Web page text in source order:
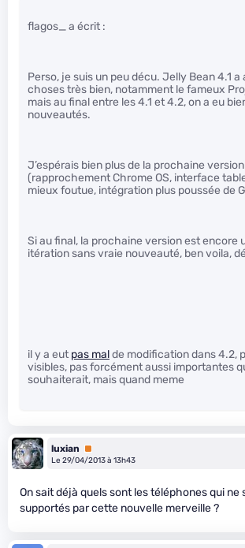
flagos_ a écrit :
Perso, je suis un peu décu. Jelly Bean 4.1 a
choses très bien, notamment le fameux
mais au final entre les 4.1 et 4.2, on a eu
nouveautés.
J’espérais bien plus de la prochaine version
(rapprochement Chrome OS, interface
mieux foutue, intégration plus poussée de
Si au final, la prochaine version est encore
itération sans vraie nouveauté, ben voila,
il y a eut pas malde modification dans 4.2,
visibles, pas forcément aussi importantes
souhaiterait, mais quand meme
luxian
Premium
Le 29/04/2013 à 13h43
On sait déjà quels sont les téléphones qui ne
supportés par cette nouvelle merveille ?